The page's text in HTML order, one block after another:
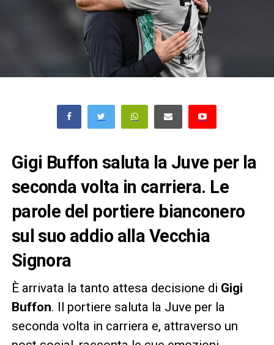
Gigi Buffon saluta la Juve per la
seconda volta in carriera. Le
parole del portiere bianconero
sul suo addio alla Vecchia
Signora
È arrivata la tanto attesa decisione di Gigi
Buffon. Il portiere saluta la Juve per la
seconda volta in carriera e, attraverso un